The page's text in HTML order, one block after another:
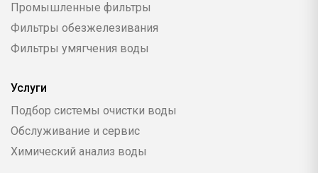
Промышленные фильтры
Фильтры обезжелезивания
Фильтры умягчения воды
Услуги
Подбор системы очистки воды
Обслуживание и сервис
Химический анализ воды